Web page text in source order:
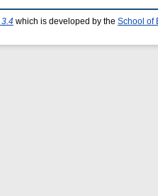
3.4 which is developed by the School of